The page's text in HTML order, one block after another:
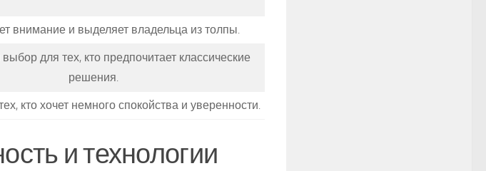
внимание и выделяет владельца из толпы.
для тех, кто предпочитает классические
решения.
кто хочет немного спокойства и уверенности.
и технологии